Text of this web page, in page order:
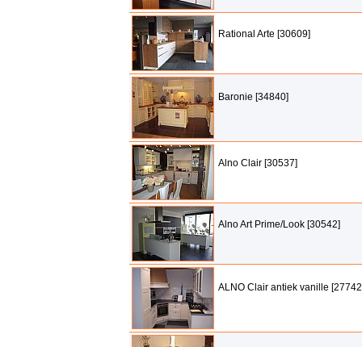
Rational Arte [30609]
Baronie [34840]
Alno Clair [30537]
Alno Art Prime/Look [30542]
ALNO Clair antiek vanille